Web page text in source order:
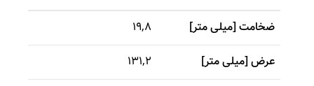
ضخامت [میلی متر]
19,8
عرض [میلی متر]
131,2